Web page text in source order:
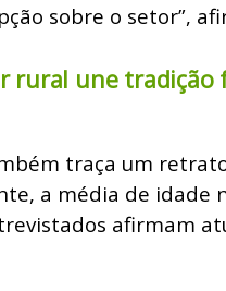
sobre o setor”,
rural une tradição
traça um
a média de idade
afirmam